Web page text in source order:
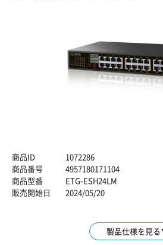
商品ID
1072286
商品番号
4957180171104
商品型番
ETG-ESH24LM
販売開始日
2024/05/20
製品仕様を見る